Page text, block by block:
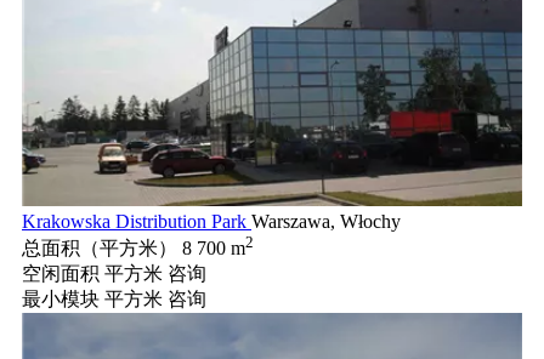
Krakowska Distribution Park Warszawa, Włochy
总面积（平方米）
8 700 m2
空闲面积 平方米 咨询
最小模块 平方米 咨询